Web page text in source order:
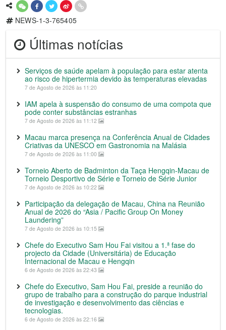
NEWS-1-3-765405
Últimas notícias
Serviços de saúde apelam à população para estar atenta
ao risco de hipertermia devido às temperaturas elevadas
7 de Agosto de 2026 às 11:20
IAM apela à suspensão do consumo de uma compota que
pode conter substâncias estranhas
7 de Agosto de 2026 às 11:12
Macau marca presença na Conferência Anual de Cidades
Criativas da UNESCO em Gastronomia na Malásia
7 de Agosto de 2026 às 11:00
Torneio Aberto de Badminton da Taça Hengqin-Macau de
Torneio Desportivo de Série e Torneio de Série Junior
7 de Agosto de 2026 às 10:22
Participação da delegação de Macau, China na Reunião
Anual de 2026 do “Asia / Pacific Group On Money
Laundering”
7 de Agosto de 2026 às 10:15
Chefe do Executivo Sam Hou Fai visitou a 1.ª fase do
projecto da Cidade (Universitária) de Educação
Internacional de Macau e Hengqin
6 de Agosto de 2026 às 22:43
Chefe do Executivo, Sam Hou Fai, preside a reunião do
grupo de trabalho para a construção do parque industrial
de investigação e desenvolvimento das ciências e
tecnologias.
6 de Agosto de 2026 às 22:16